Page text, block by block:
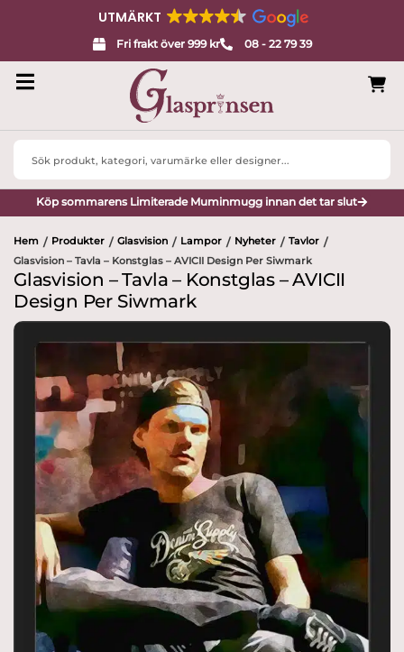
UTMÄRKT
Fri frakt över 999 kr 08 - 22 79 39
Search
Köp sommarens Limiterade Muminmugg innan det tar slut
Hem / Produkter / Glasvision / Lampor / Nyheter / Tavlor /
Glasvision – Tavla – Konstglas – AVICII Design Per Siwmark
Glasvision – Tavla – Konstglas – AVICII
Design Per Siwmark